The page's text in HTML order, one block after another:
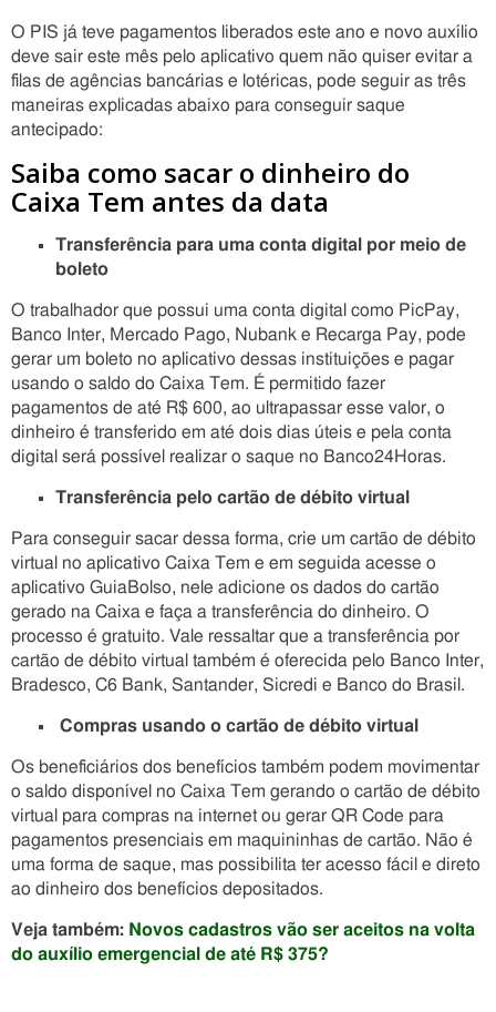
O PIS já teve pagamentos liberados este ano e novo auxílio
deve sair este mês pelo aplicativo quem não quiser evitar a
filas de agências bancárias e lotéricas, pode seguir as três
maneiras explicadas abaixo para conseguir saque
antecipado:
Saiba como sacar o dinheiro do
Caixa Tem antes da data
Transferência para uma conta digital por meio de
boleto
O trabalhador que possui uma conta digital como PicPay,
Banco Inter, Mercado Pago, Nubank e Recarga Pay, pode
gerar um boleto no aplicativo dessas instituições e pagar
usando o saldo do Caixa Tem. É permitido fazer
pagamentos de até R$ 600, ao ultrapassar esse valor, o
dinheiro é transferido em até dois dias úteis e pela conta
digital será possível realizar o saque no Banco24Horas.
Transferência pelo cartão de débito virtual
Para conseguir sacar dessa forma, crie um cartão de débito
virtual no aplicativo Caixa Tem e em seguida acesse o
aplicativo GuiaBolso, nele adicione os dados do cartão
gerado na Caixa e faça a transferência do dinheiro. O
processo é gratuito. Vale ressaltar que a transferência por
cartão de débito virtual também é oferecida pelo Banco Inter,
Bradesco, C6 Bank, Santander, Sicredi e Banco do Brasil.
Compras usando o cartão de débito virtual
Os beneficiários dos benefícios também podem movimentar
o saldo disponível no Caixa Tem gerando o cartão de débito
virtual para compras na internet ou gerar QR Code para
pagamentos presenciais em maquininhas de cartão. Não é
uma forma de saque, mas possibilita ter acesso fácil e direto
ao dinheiro dos benefícios depositados.
Veja também: Novos cadastros vão ser aceitos na volta
do auxílio emergencial de até R$ 375?